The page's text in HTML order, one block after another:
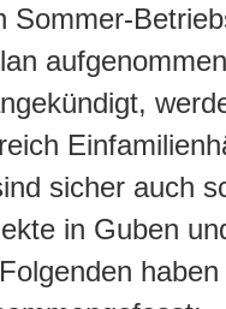
Sommer-
sicher auch
in Guben